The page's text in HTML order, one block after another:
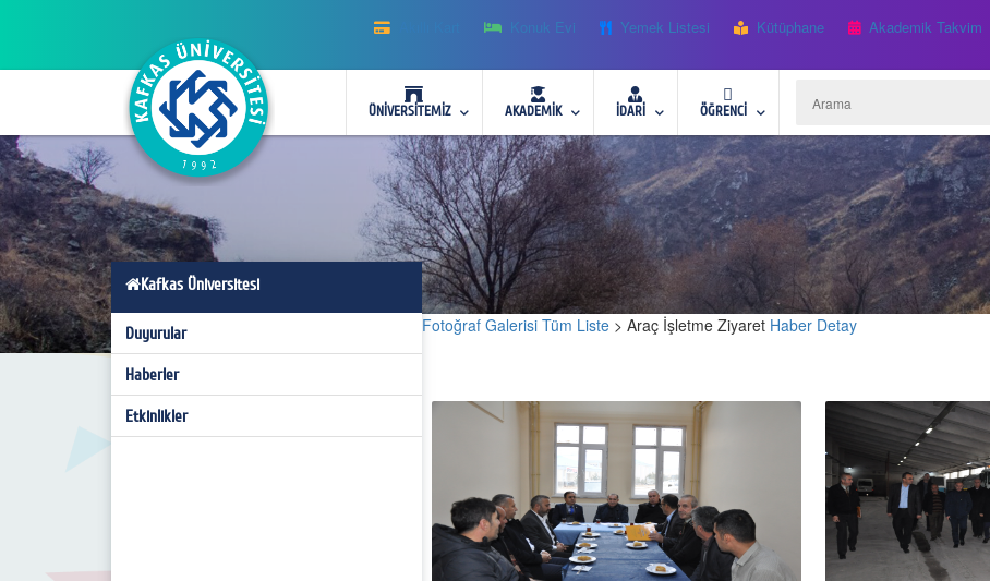
Konuk Evi Yemek Listesi Kütüphane Akademik Takvim
ÜNİVERSİTEMİZ AKADEMİK İDARİ ÖĞRENCİ
Kafkas Üniversitesi
Duyurular
Haberler
Etkinlikler
Fotoğraf Galerisi Tüm Liste > Araç İşletme Ziyaret Haber Detay